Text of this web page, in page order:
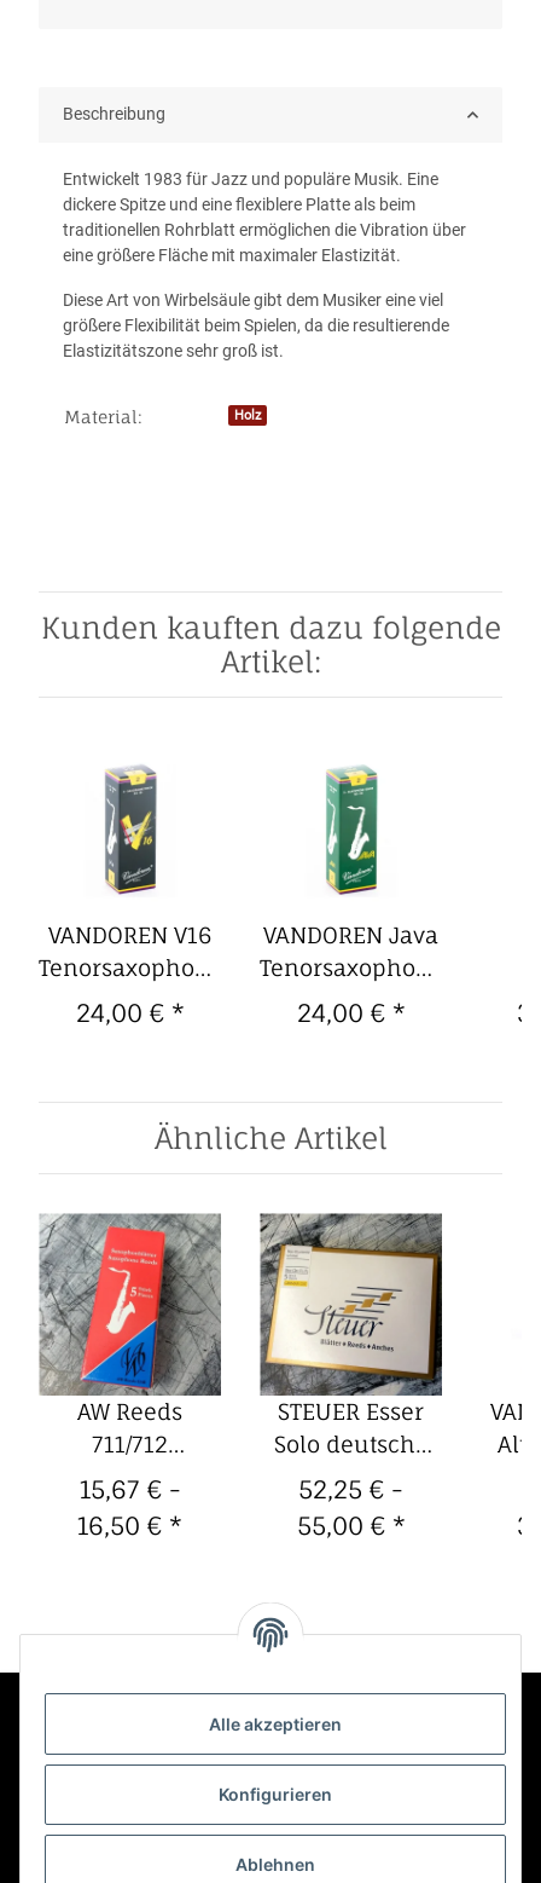
Alle akzeptieren
Konfigurieren
Ablehnen
Beschreibung
Entwickelt 1983 für Jazz und populäre Musik. Eine
dickere Spitze und eine flexiblere Platte als beim
traditionellen Rohrblatt ermöglichen die Vibration über
eine größere Fläche mit maximaler Elastizität.
Diese Art von Wirbelsäule gibt dem Musiker eine viel
größere Flexibilität beim Spielen, da die resultierende
Elastizitätszone sehr groß ist.
Produkteigenschaft
Wert
Material: Holz
Kunden kauften dazu folgende
Artikel:
VANDOREN V16
Tenorsaxophon-
Blätter (5er
Packung) 2,0
24,00 € *
VANDOREN Java
Tenorsaxophon-
Blätter (5er
Packung) 2,0
24,00 € *
Ähnliche Artikel
AW Reeds
711/712
Altsaxophon-
Blätter, Wilscher
(5er Packung)
15,67 € -
16,50 € *
STEUER Esser
Solo deutsche
Bassklarinette-
Blätter (10er
Packung)
52,25 € -
55,00 € *